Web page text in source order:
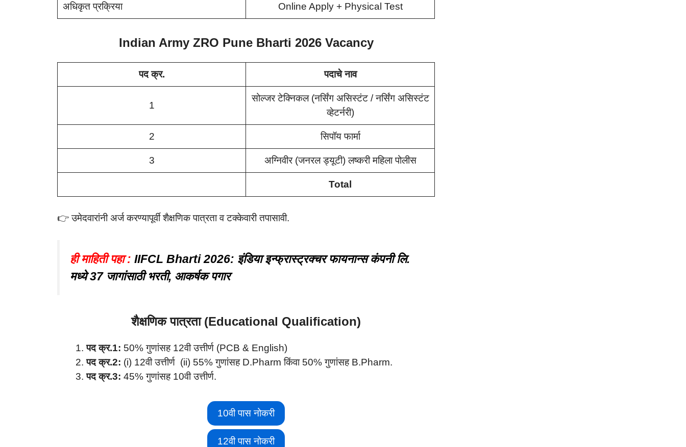
अधिकृत प्रक्रिया Online Apply + Physical Test
Indian Army ZRO Pune Bharti 2026 Vacancy
पद क्र. पदाचे नाव
1
सोल्जर टेक्निकल (नर्सिंग असिस्टंट / नर्सिंग असिस्टंट
व्हेटर्नरी)
2 सिपॉय फार्मा
3 अग्निवीर (जनरल ड्यूटी) लष्करी महिला पोलीस
Total
👉 उमेदवारांनी अर्ज करण्यापूर्वी शैक्षणिक पात्रता व टक्केवारी तपासावी.
ही माहिती पहा : IIFCL Bharti 2026: इंडिया इन्फ्रास्ट्रक्चर फायनान्स कंपनी लि.
मध्ये 37 जागांसाठी भरती, आकर्षक पगार
शैक्षणिक पात्रता (Educational Qualification)
पद क्र.1: 50% गुणांसह 12वी उत्तीर्ण (PCB & English)
पद क्र.2: (i) 12वी उत्तीर्ण (ii) 55% गुणांसह D.Pharm किंवा 50% गुणांसह B.Pharm.
पद क्र.3: 45% गुणांसह 10वी उत्तीर्ण.
10वी पास नोकरी
12वी पास नोकरी